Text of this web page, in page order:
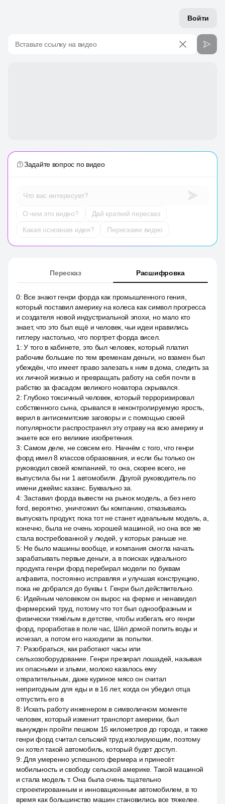
Войти
Вставьте ссылку на видео
Задайте вопрос по видео
Что вас интересует?
О чем это видео?
Дай краткий пересказ
Какая основная идея?
Перескажи видео
Пересказ Расшифровка
0: Все знают генри форда как промышленного гения,
который поставил америку на колеса как символ прогресса
и создателя новой индустриальной эпохи, но мало кто
знает, что это был ещё и человек, чьи идеи нравились
гитлеру настолько, что портрет форда висел.
1 :У того в кабинете, это был человек, который платил
рабочим большие по тем временам деньги, но взамен был
убеждён, что имеет право залезать к ним в дома, следить за
их личной жизнью и превращать работу на себя почти в
рабство за фасадом великого новатора скрывался.
2: Глубоко токсичный человек, который терроризировал
собственного сына, срывался в неконтролируемую ярость,
верил в антисемитские заговоры и с помощью своей
популярности распространял эту отраву на всю америку и
знаете все его великие изобретения.
3:Самом деле, не совсем его. Начнём с того, что генри
форд имел 8 классов образования, и если бы только он
руководил своей компанией, то она, скорее всего, не
выпустила бы ни 1 автомобиля. Другой руководитель по
имени джеймс казанс. Буквально за.
4:Заставил форда вывести на рынок модель, а без него
ford, вероятно, уничтожил бы компанию, отказываясь
выпускать продукт, пока тот не станет идеальным модель, а,
конечно, была не очень хорошей машиной, но она все же
стала востребованной у людей, у которых раньше не.
5: Не было машины вообще, и компания смогла начать
зарабатывать первые деньги, а в поисках идеального
продукта генри форд перебирал модели по буквам
алфавита, постоянно исправляя и улучшая конструкцию,
пока не добрался до буквы t. Генри был действительно.
6: Идейным человеком он вырос на ферме и ненавидел
фермерский труд, потому что тот был однообразным и
физически тяжёлым в детстве, чтобы избегать его генри
форд, проработав в поле час, Шёл домой попить воды и
исчезал, а потом его находили за попытки.
7: Разобраться, как работают часы или
сельхозоборудование. Генри презирал лошадей, называя
их опасными и злыми, молоко казалось ему
отвратительным, даже куриное мясо он считал
непригодным для еды и в 16 лет, когда он убедил отца
отпустить его в
8: Искать работу инженером в символичном моменте
человек, который изменит транспорт америки, был
вынужден пройти пешком 15 километров до города, и также
генри форд считал сельский труд изолирующим, поэтому
он хотел такой автомобиль, который будет доступ.
9: Для умеренно успешного фермера и принесёт
мобильность и свободу сельской америке. Такой машиной
и стала модель т. Она была очень тщательно
спроектированным и инновационным автомобилем, в то
время как большинство машин становились все тяжелее.